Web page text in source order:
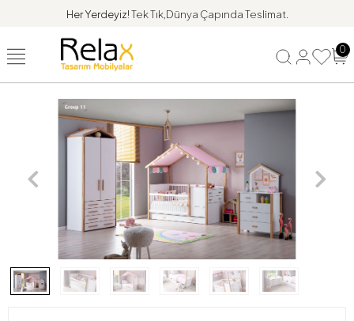
Her Yerdeyiz!Tek Tık,Dünya Çapında Teslimat.
0